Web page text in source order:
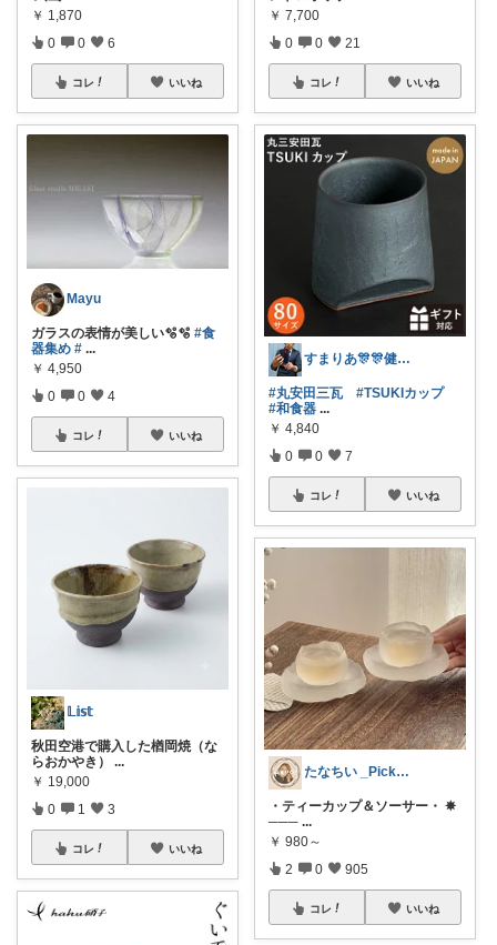
￥ 1,870
0 0 6
コレ いいね
Mayu
ガラスの表情が美しい🫧🫧 #食
器集め # ...
￥ 4,950
0 0 4
コレ いいね
𝕃𝕚𝕤𝕥
秋田空港で購入した楢岡焼（な
らおかやき） ...
￥ 19,000
0 1 3
コレ いいね
￥ 7,700
0 0 21
コレ いいね
すまりあ🎊🎊健康志向男性💐
#丸安田三瓦
#TSUKIカップ
#和食器 ...
￥ 4,840
0 0 7
コレ いいね
たなちい _Pickup_
・ティーカップ＆ソーサー・ ✵
─── ...
￥ 980～
2 0 905
コレ いいね